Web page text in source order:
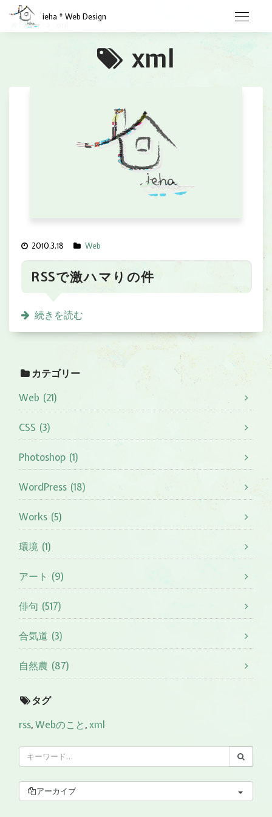
ieha * Web Design
HOME
xml
2010.3.18 Web
RSSで激ハマりの件
続きを読む
カテゴリー
Web (21)
CSS (3)
Photoshop (1)
WordPress (18)
Works (5)
環境 (1)
アート (9)
俳句 (517)
合気道 (3)
自然農 (87)
タグ
rss,Webのこと,xml
アーカイブ